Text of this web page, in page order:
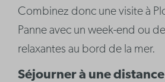
Combinez donc une visite à
Panne avec un week-end ou
relaxantes au bord de la mer.
Séjourner à une